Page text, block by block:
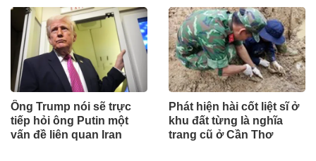
Ông Trump nói sẽ trực
tiếp hỏi ông Putin một
vấn đề liên quan Iran
Phát hiện hài cốt liệt sĩ ở
khu đất từng là nghĩa
trang cũ ở Cần Thơ